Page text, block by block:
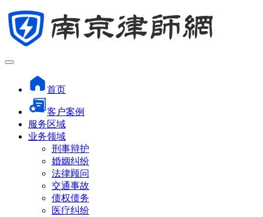
首页
客户案例
服务区域
业务领域
刑事辩护
婚姻纠纷
法律顾问
交通事故
债权债务
医疗纠纷